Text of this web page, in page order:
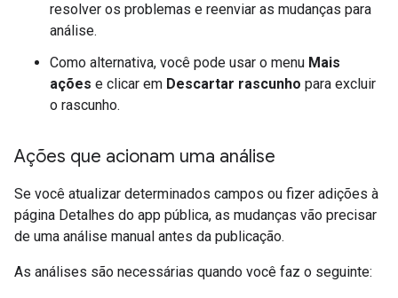
resolver os problemas e reenviar as mudanças para
análise.
Como alternativa, você pode usar o menu Mais
ações e clicar em Descartar rascunho para excluir
o rascunho.
Ações que acionam uma análise
Se você atualizar determinados campos ou fizer adições à
página Detalhes do app pública, as mudanças vão precisar
de uma análise manual antes da publicação.
As análises são necessárias quando você faz o seguinte: